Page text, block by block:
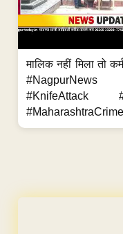
मालिक नहीं मिला तो
#KnifeAttack
#MaharashtraCrime